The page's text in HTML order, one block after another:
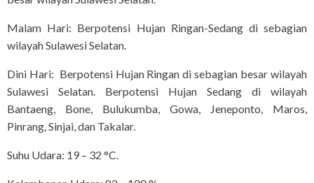
Malam Hari: Berpotensi Hujan Ringan-Sedang di sebagian
wilayah Sulawesi Selatan.
Dini Hari: Berpotensi Hujan Ringan di sebagian besar wilayah
Sulawesi Selatan. Berpotensi Hujan Sedang di wilayah
Bantaeng, Bone, Bulukumba, Gowa, Jeneponto, Maros,
Pinrang, Sinjai, dan Takalar.
Suhu Udara: 19 – 32 °C.